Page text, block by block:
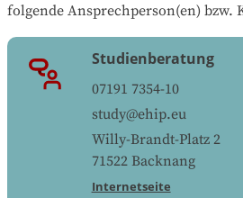
folgende Ansprechperson(en) bzw.
Studienberatung
07191 7354-10
study@ehip.eu
Willy-Brandt-Platz 2
71522 Backnang
Internetseite